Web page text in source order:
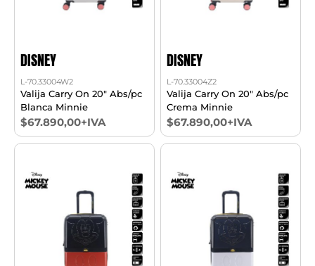
DISNEY
L-70.33004W2
Valija Carry On 20" Abs/pc
Blanca Minnie
$67.890,00+IVA
DISNEY
L-70.33004Z2
Valija Carry On 20" Abs/pc
Crema Minnie
$67.890,00+IVA